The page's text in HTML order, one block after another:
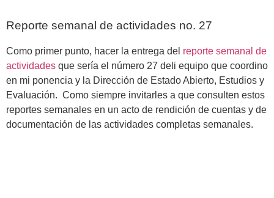
Reporte semanal de actividades no. 27
Como primer punto, hacer la entrega del reporte semanal de
actividades que sería el número 27 deli equipo que coordino
en mi ponencia y la Dirección de Estado Abierto, Estudios y
Evaluación. Como siempre invitarles a que consulten estos
reportes semanales en un acto de rendición de cuentas y de
documentación de las actividades completas semanales.